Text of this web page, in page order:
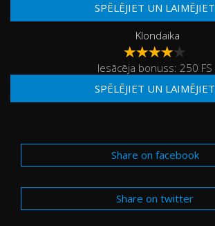
SPĒLĒJIET UN LAIMĒJIET
Klondaika
Iesācēja bonuss: 250 FS
SPĒLĒJIET UN LAIMĒJIET
Share on facebook
Share on twitter